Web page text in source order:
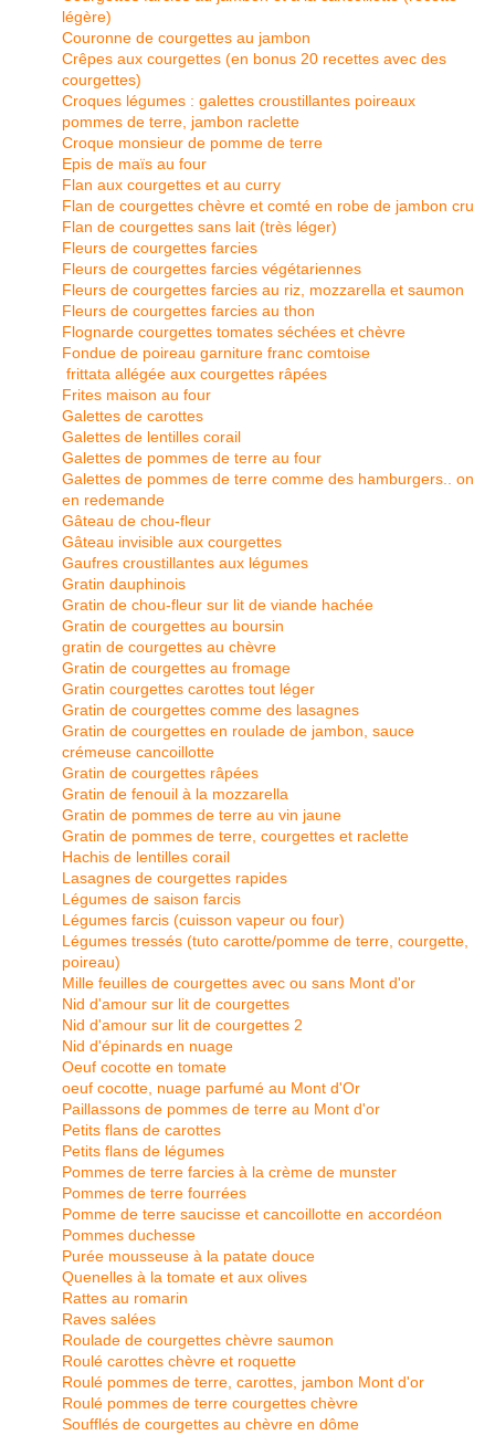
légère)
Couronne de courgettes au jambon
Crêpes aux courgettes (en bonus 20 recettes avec des
courgettes)
Croques légumes : galettes croustillantes poireaux
pommes de terre, jambon raclette
Croque monsieur de pomme de terre
Epis de maïs au four
Flan aux courgettes et au curry
Flan de courgettes chèvre et comté en robe de jambon cru
Flan de courgettes sans lait (très léger)
Fleurs de courgettes farcies
Fleurs de courgettes farcies végétariennes
Fleurs de courgettes farcies au riz, mozzarella et saumon
Fleurs de courgettes farcies au thon
Flognarde courgettes tomates séchées et chèvre
Fondue de poireau garniture franc comtoise
frittata allégée aux courgettes râpées
Frites maison au four
Galettes de carottes
Galettes de lentilles corail
Galettes de pommes de terre au four
Galettes de pommes de terre comme des hamburgers.. on
en redemande
Gâteau de chou-fleur
Gâteau invisible aux courgettes
Gaufres croustillantes aux légumes
Gratin dauphinois
Gratin de chou-fleur sur lit de viande hachée
Gratin de courgettes au boursin
gratin de courgettes au chèvre
Gratin de courgettes au fromage
Gratin courgettes carottes tout léger
Gratin de courgettes comme des lasagnes
Gratin de courgettes en roulade de jambon, sauce
crémeuse cancoillotte
Gratin de courgettes râpées
Gratin de fenouil à la mozzarella
Gratin de pommes de terre au vin jaune
Gratin de pommes de terre, courgettes et raclette
Hachis de lentilles corail
Lasagnes de courgettes rapides
Légumes de saison farcis
Légumes farcis (cuisson vapeur ou four)
Légumes tressés (tuto carotte/pomme de terre, courgette,
poireau)
Mille feuilles de courgettes avec ou sans Mont d'or
Nid d'amour sur lit de courgettes
Nid d'amour sur lit de courgettes 2
Nid d'épinards en nuage
Oeuf cocotte en tomate
oeuf cocotte, nuage parfumé au Mont d'Or
Paillassons de pommes de terre au Mont d'or
Petits flans de carottes
Petits flans de légumes
Pommes de terre farcies à la crème de munster
Pommes de terre fourrées
Pomme de terre saucisse et cancoillotte en accordéon
Pommes duchesse
Purée mousseuse à la patate douce
Quenelles à la tomate et aux olives
Rattes au romarin
Raves salées
Roulade de courgettes chèvre saumon
Roulé carottes chèvre et roquette
Roulé pommes de terre, carottes, jambon Mont d'or
Roulé pommes de terre courgettes chèvre
Soufflés de courgettes au chèvre en dôme